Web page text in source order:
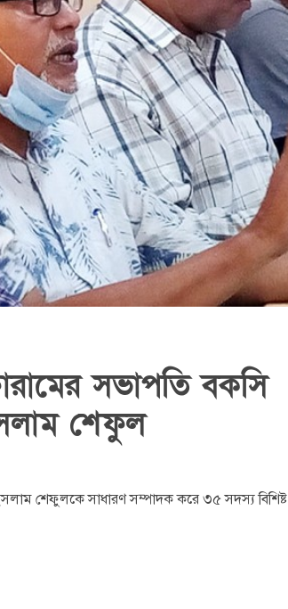
সভাপতি বকসি
শেফুল
শেফুলকে সাধারণ সম্পাদক করে ৩৫ সদস্য বিশিষ্ট